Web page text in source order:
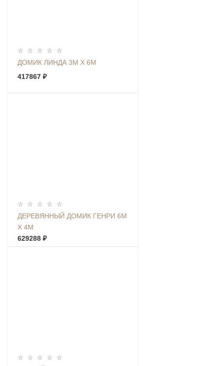
ДОМИК ЛИНДА 3М Х 6М
417867 ₽
ДЕРЕВЯННЫЙ ДОМИК ГЕНРИ 6М
Х 4М
629288 ₽